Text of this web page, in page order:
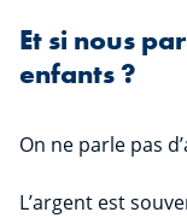
Et si nous
enfants ?
On ne parle pas
L’argent est